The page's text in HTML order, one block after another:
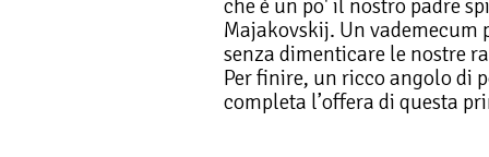
che è un po' il nostro padre
Majakovskij. Un vademecum
senza dimenticare le nostre
Per finire, un ricco angolo di
completa l’offera di questa